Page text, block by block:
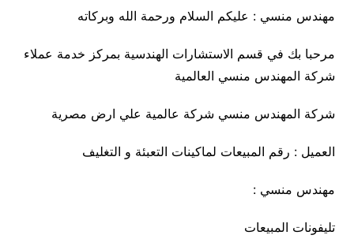
مهندس منسي : عليكم السلام ورحمة الله وبركاته
مرحبا بك في قسم الاستشارات الهندسية بمركز خدمة عملاء
شركة المهندس منسي العالمية
شركة المهندس منسي شركة عالمية علي ارض مصرية
العميل : رقم المبيعات لماكينات التعبئة و التغليف
مهندس منسي :
تليفونات المبيعات